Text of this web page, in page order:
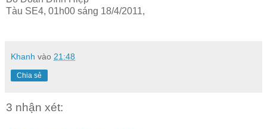
Tàu SE4, 01h00 sáng 18/4/2011,
Khanh vào 21:48
Chia sẻ
3 nhận xét: